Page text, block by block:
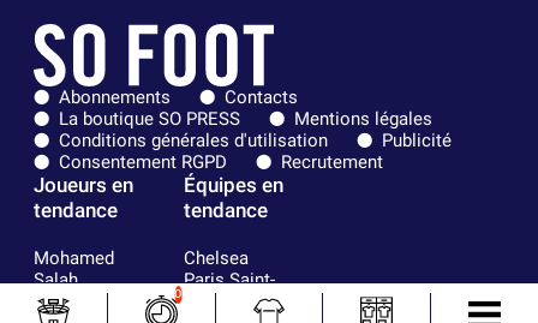
Abonnements
Contacts
La boutique SO PRESS
Mentions légales
Conditions générales d'utilisation
Publicité
Consentement RGPD
Recrutement
Joueurs en
tendance
Mohamed
Salah
Mykhailo
Équipes en
tendance
Chelsea
Paris Saint-
0